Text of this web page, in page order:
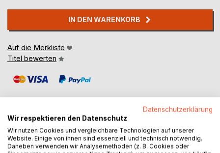
IN DEN WARENKORB
Auf die Merkliste
Titel bewerten
BESCHREIBUNG
Datenschutzerklärung
Wir respektieren den Datenschutz
Wir nutzen Cookies und vergleichbare Technologien auf unserer
Website. Einige von ihnen sind essenziell und technisch notwendig.
Daneben verwenden wir Analysemethoden (z. B. Cookies oder